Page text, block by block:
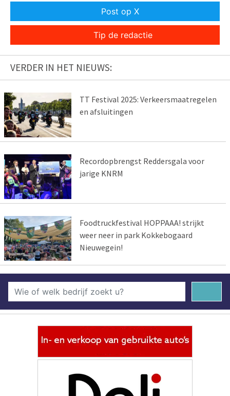
Post op X
Tip de redactie
VERDER IN HET NIEUWS:
TT Festival 2025: Verkeersmaatregelen
en afsluitingen
Recordopbrengst Reddersgala voor
jarige KNRM
Foodtruckfestival HOPPAAA! strijkt
weer neer in park Kokkebogaard
Nieuwegein!